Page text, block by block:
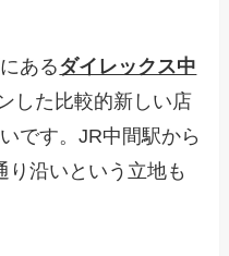
あるダイレックス中
した比較的新しい店
です。JR中間駅から
り沿いという立地も